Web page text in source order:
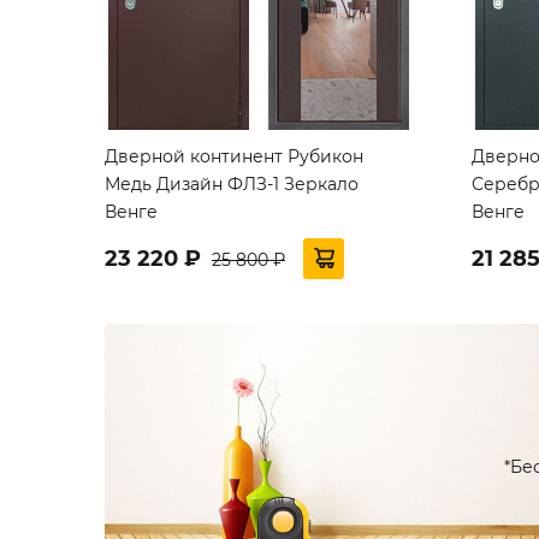
Дверной континент Рубикон
Медь Дизайн ФЛЗ-1 Зеркало
Венге
23 220 ₽ 25 800 ₽
Венге
21